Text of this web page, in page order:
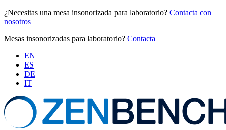
¿Necesitas una mesa insonorizada para laboratorio? Contacta con
nosotros
Mesas insonorizadas para laboratorio? Contacta
EN
ES
DE
IT